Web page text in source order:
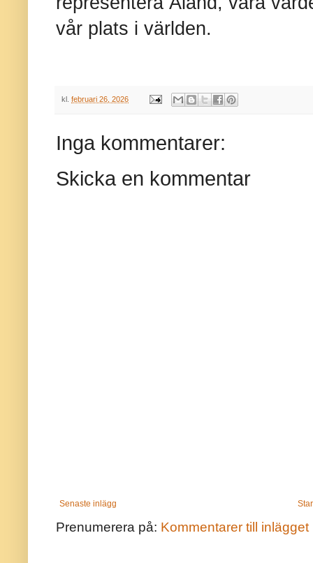
vår plats i världen.
kl. februari 26, 2026
Inga kommentarer:
Skicka en kommentar
Senaste inlägg
Prenumerera på: Kommentarer till inlägget